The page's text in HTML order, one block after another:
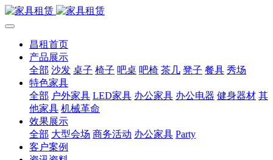
昌租首页
产品展示
全部 沙发 桌子 椅子 吧桌 吧椅 茶几 凳子 餐具 秀场
特色家具
全部 户外家具 LED家具 办公家具 办公电器 健身器材 其
他家具 机械革命
效果展示
全部 大型会场 商务活动 办公家具 Party
客户案例